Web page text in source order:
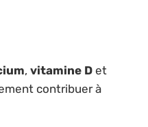
, vitamine D et
contribuer à